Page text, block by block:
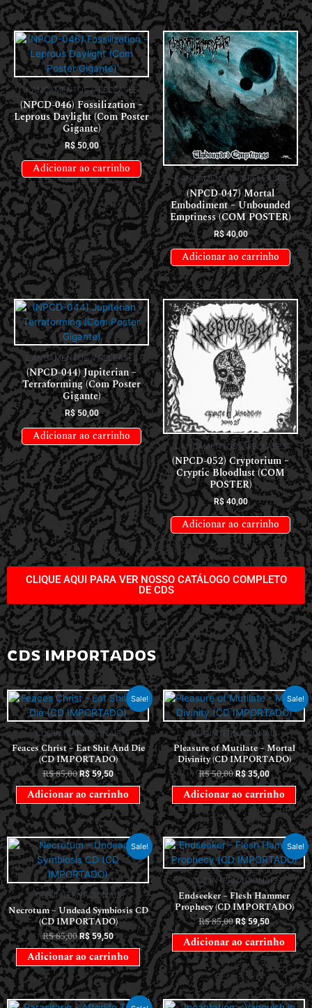
LANÇAMENTOS // RELEASES
(NPCD-046) Fossilization –
Leprous Daylight (Com Poster
Gigante)
R$50,00
Adicionar ao carrinho
LANÇAMENTOS // RELEASES
(NPCD-047) Mortal
Embodiment – Unbounded
Emptiness (COM POSTER)
R$40,00
Adicionar ao carrinho
LANÇAMENTOS // RELEASES
(NPCD-044) Jupiterian –
Terraforming (Com Poster
Gigante)
R$50,00
Adicionar ao carrinho
LANÇAMENTOS // RELEASES
(NPCD-052) Cryptorium –
Cryptic Bloodlust (COM
POSTER)
R$40,00
Adicionar ao carrinho
CLIQUE AQUI PARA VER NOSSO CATÁLOGO COMPLETO
DE CDS
CDS IMPORTADOS
Sale!
CDS INTERNACIONAIS
Feaces Christ – Eat Shit And Die
(CD IMPORTADO)
R$85,00 R$59,50
Adicionar ao carrinho
Sale!
CDS INTERNACIONAIS
Pleasure of Mutilate – Mortal
Divinity (CD IMPORTADO)
R$50,00 R$35,00
Adicionar ao carrinho
Sale!
CDS INTERNACIONAIS
Necrotum – Undead Symbiosis CD
(CD IMPORTADO)
R$85,00 R$59,50
Adicionar ao carrinho
Sale!
CDS INTERNACIONAIS
Endseeker – Flesh Hammer
Prophecy (CD IMPORTADO)
R$85,00 R$59,50
Adicionar ao carrinho